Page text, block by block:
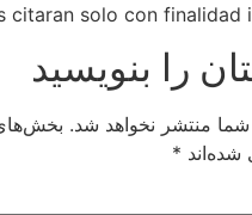
citaran solo con finalidad
را بنویسید
شما منتشر نخواهد شد. بخش‌های
شده‌اند *